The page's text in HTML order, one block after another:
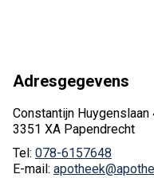
Adresgegevens
Constantijn Huygenslaan
3351 XA Papendrecht
Tel: 078-6157648
E-mail: